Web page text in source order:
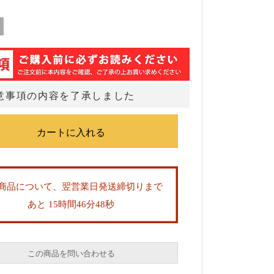
事項の内容を了承しました
品について、翌営業日発送締切りまで
あと 15時間46分47秒
この商品を問い合わせる